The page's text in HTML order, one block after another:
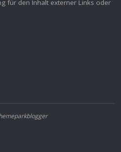
für den Inhalt externer Links oder